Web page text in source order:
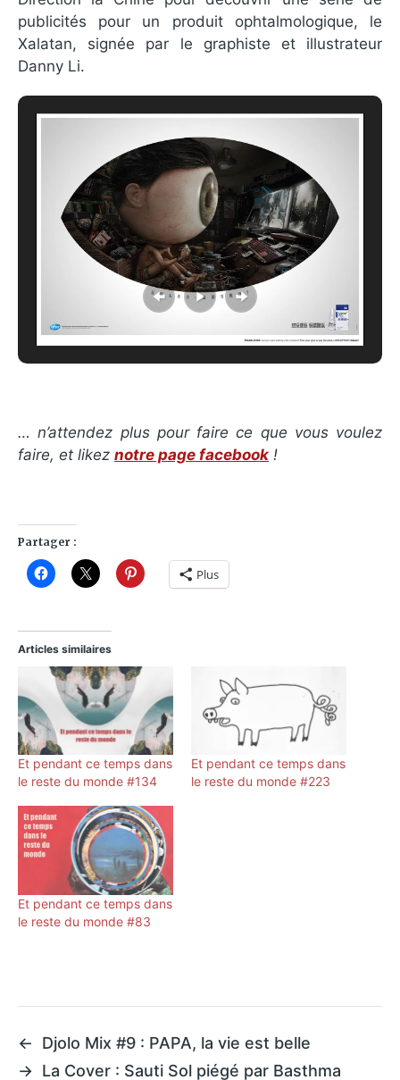
publicités pour un produit ophtalmologique, le
Xalatan, signée par le graphiste et illustrateur
Danny Li.
… n’attendez plus pour faire ce que vous voulez
faire, et likez notre page facebook !
Partager :
Plus
Articles similaires
Et pendant ce temps dans
le reste du monde #134
Et pendant ce temps dans
le reste du monde #223
Et pendant ce temps dans
le reste du monde #83
←
Djolo Mix #9 : PAPA, la vie est belle
→ La Cover : Sauti Sol piégé par Basthma